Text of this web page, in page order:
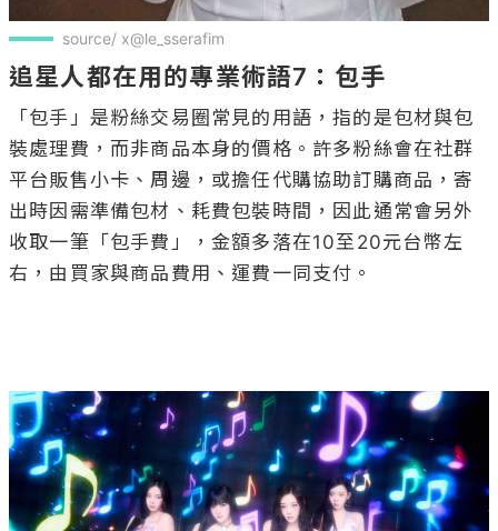
source/ x@le_sserafim
追星人都在用的專業術語7：包手
「包手」是粉絲交易圈常見的用語，指的是包材與包
裝處理費，而非商品本身的價格。許多粉絲會在社群
平台販售小卡、周邊，或擔任代購協助訂購商品，寄
出時因需準備包材、耗費包裝時間，因此通常會另外
收取一筆「包手費」，金額多落在10至20元台幣左
右，由買家與商品費用、運費一同支付。